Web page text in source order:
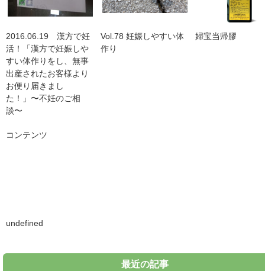
2016.06.19 漢方で妊
活！「漢方で妊娠しや
すい体作りをし、無事
出産されたお客様より
お便り届きまし
た！」〜不妊のご相
談〜
Vol.78 妊娠しやすい体
作り
婦宝当帰膠
コンテンツ
undefined
最近の記事